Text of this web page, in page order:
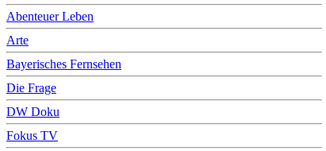
Abenteuer Leben
Arte
Bayerisches Fernsehen
Die Frage
DW Doku
Fokus TV